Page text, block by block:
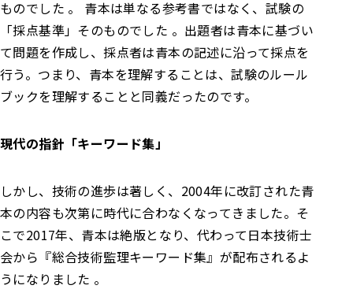
ものでした 。 青本は単なる参考書ではなく、試験の
「採点基準」そのものでした 。出題者は青本に基づい
て問題を作成し、採点者は青本の記述に沿って採点を
行う。つまり、青本を理解することは、試験のルール
ブックを理解することと同義だったのです。
現代の指針「キーワード集」
しかし、技術の進歩は著しく、2004年に改訂された青
本の内容も次第に時代に合わなくなってきました。そ
こで2017年、青本は絶版となり、代わって日本技術士
会から『総合技術監理キーワード集』が配布されるよ
うになりました 。